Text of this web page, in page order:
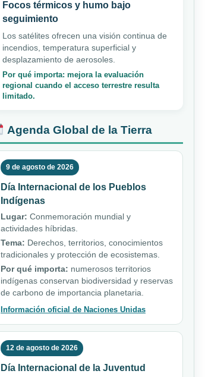
Focos térmicos y humo bajo
seguimiento
Los satélites ofrecen una visión continua de
incendios, temperatura superficial y
desplazamiento de aerosoles.
Por qué importa: mejora la evaluación
regional cuando el acceso terrestre resulta
limitado.
Agenda Global de la Tierra
9 de agosto de 2026
Día Internacional de los Pueblos
Indígenas
Lugar: Conmemoración mundial y
actividades híbridas.
Tema: Derechos, territorios, conocimientos
tradicionales y protección de ecosistemas.
Por qué importa: numerosos territorios
indígenas conservan biodiversidad y reservas
de carbono de importancia planetaria.
Información oficial de Naciones Unidas
12 de agosto de 2026
Día Internacional de la Juventud